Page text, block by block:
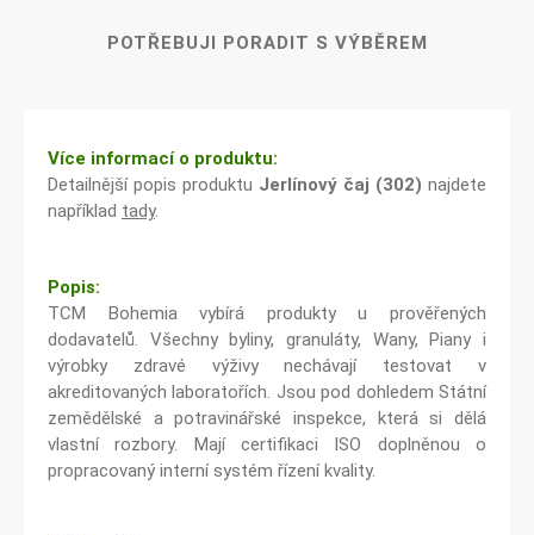
POTŘEBUJI PORADIT S VÝBĚREM
Více informací o produktu:
Detailnější popis produktu Jerlínový čaj (302) najdete
například tady.
Popis:
TCM Bohemia vybírá produkty u prověřených
dodavatelů. Všechny byliny, granuláty, Wany, Piany i
výrobky zdravé výživy nechávají testovat v
akreditovaných laboratořích. Jsou pod dohledem Státní
zemědělské a potravinářské inspekce, která si dělá
vlastní rozbory. Mají certifikaci ISO doplněnou o
propracovaný interní systém řízení kvality.